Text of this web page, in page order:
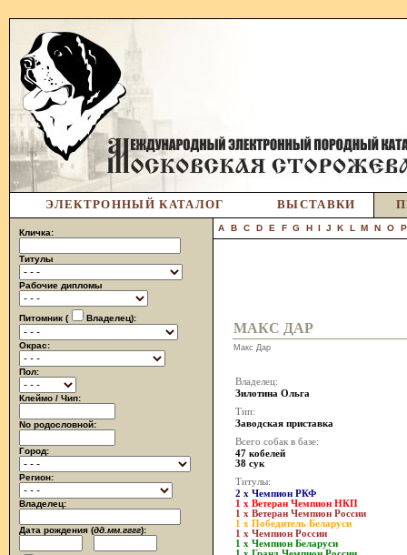
ЭЛЕКТРОННЫЙ КАТАЛОГ ВЫСТАВКИ
Кличка:
Титулы
Рабочие дипломы
Питомник ( Владелец):
Окрас:
Пол:
Клеймо / Чип:
No родословной:
Город:
Регион:
Владелец:
Дата рождения (дд.мм.гггг):
A B C D E F G H I J K L M N O P
МАКС ДАР
Макс Дар
Владелец:
Зилотина Ольга
Тип:
Заводская приставка
Всего собак в базе:
47 кобелей
38 сук
Титулы:
2 x Чемпион РКФ
1 x Ветеран Чемпион НКП
1 x Ветеран Чемпион России
1 x Победитель Беларуси
1 x Чемпион России
1 x Чемпион Беларуси